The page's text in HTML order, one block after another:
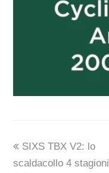
previous
post:
SIXS TBX V2: lo
scaldacollo 4 stagioni